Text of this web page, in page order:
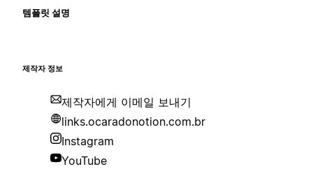
템플릿 설명
제작자 정보
제작자에게 이메일 보내기
links.ocaradonotion.com.br
Instagram
YouTube